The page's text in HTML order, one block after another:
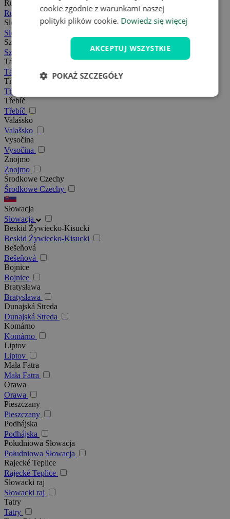
Rudawy
Rudawy
Slovácko
Slovácko
Szumawa
Szumawa
Tábor
Tábor
Třeboňsko
Třeboňsko
Třebíč
Třebíč
Valašsko
Valašsko
Vysočina
Vysočina
Znojmo
Znojmo
Środkowe Czechy
Środkowe Czechy
Słowacja
Słowacja
Beskid Żywiecko-Kisucki
Beskid Żywiecko-Kisucki
Bešeňová
Bešeňová
Bojnice
Bojnice
Bratysława
Bratysława
Dunajská Streda
Dunajská Streda
Komárno
Komárno
Liptov
Liptov
Mała Fatra
Mała Fatra
Orawa
Orawa
Pieszczany
Pieszczany
Podhájska
Podhájska
Południowa Słowacja
Południowa Słowacja
Rajecké Teplice
Rajecké Teplice
Słowacki raj
Słowacki raj
Tatry
Tatry
cookie zgodnie z warunkami naszej
polityki plików cookie. Dowiedz się więcej
AKCEPTUJ WSZYSTKIE
POKAŻ SZCZEGÓŁY